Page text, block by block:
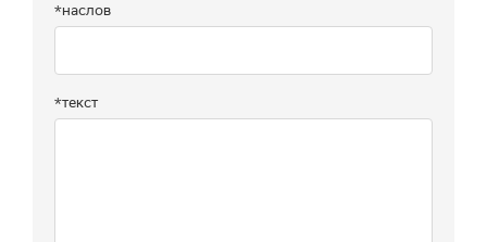
*наслов
*текст